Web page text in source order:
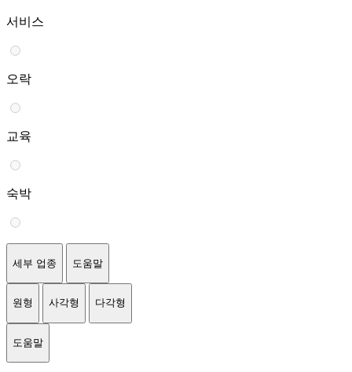
서비스
오락
교육
숙박
세부 업종 도움말
원형 사각형 다각형
도움말